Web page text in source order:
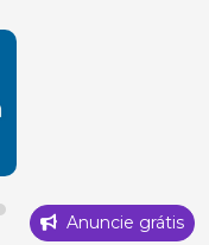
Anuncie grátis